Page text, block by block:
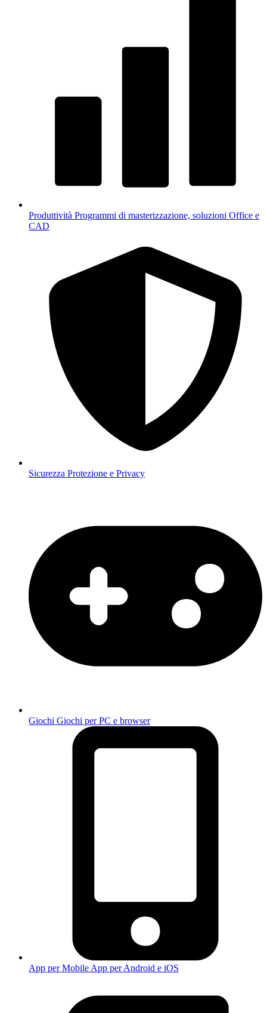
Produttività Programmi di masterizzazione, soluzioni Office e
CAD
Sicurezza Protezione e Privacy
Giochi Giochi per PC e browser
App per Mobile App per Android e iOS